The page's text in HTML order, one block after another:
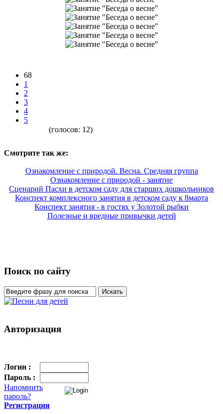
68
1
2
3
4
5
(голосов: 12)
Смотрите так же:
Ознакомление с природой. Весна. Средняя группа
Ознакомление с природой - занятие
Сценарий Пасхи в детском саду для старших дошкольников
Конспект комплексного занятия в детском саду к 8марта
Конспект занятия - в гостях у Золотой рыбки
Полезные и вредные привычки детей
Поиск по сайту
Авторизация
Логин :
Пароль :
Напомнить
пароль?
Регистрация